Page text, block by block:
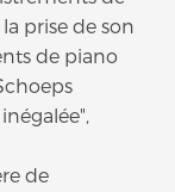
prise de son
de piano
de